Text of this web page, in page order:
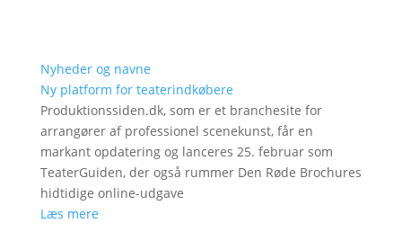
Nyheder og navne
Ny platform for teaterindkøbere
Produktionssiden.dk, som er et branchesite for
arrangører af professionel scenekunst, får en
markant opdatering og lanceres 25. februar som
TeaterGuiden, der også rummer Den Røde Brochures
hidtidige online-udgave
Læs mere